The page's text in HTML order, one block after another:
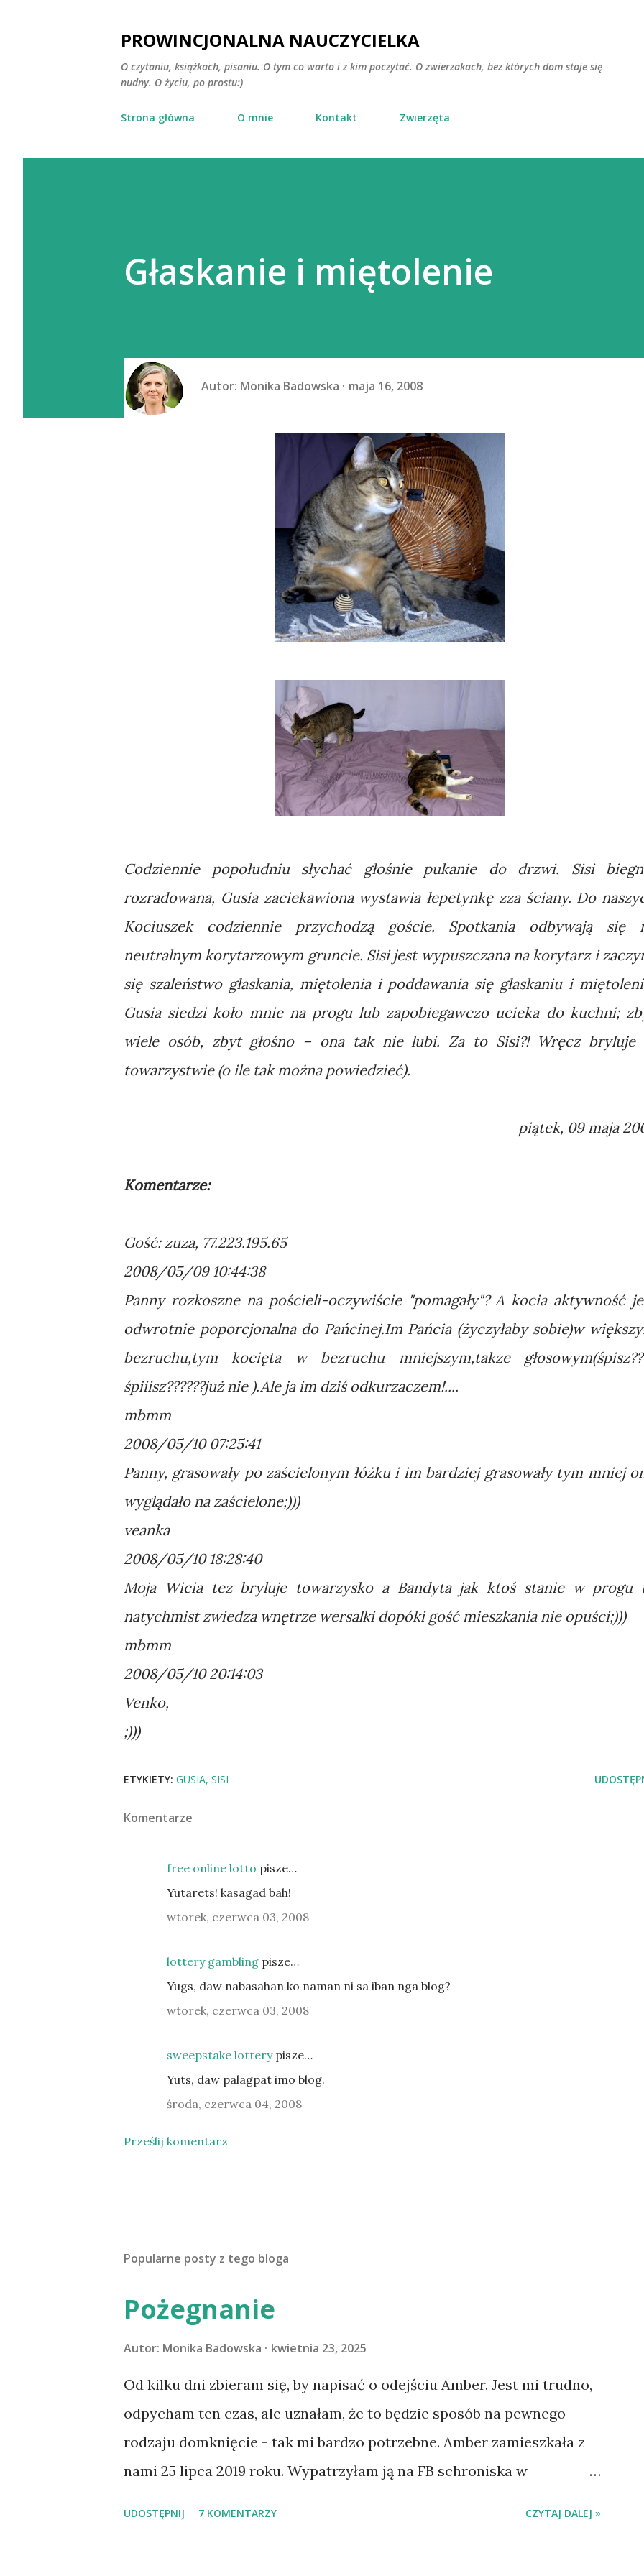
PROWINCJONALNA NAUCZYCIELKA
O czytaniu, książkach, pisaniu. O tym co warto i z kim poczytać. O zwierzakach, bez których dom staje się
nudny. O życiu, po prostu:)
Strona główna O mnie Kontakt Zwierzęta
Głaskanie i miętolenie
Autor: Monika Badowska maja 16, 2008
Codziennie popołudniu słychać głośnie pukanie do drzwi. Sisi
rozradowana, Gusia zaciekawiona wystawia łepetynkę zza ściany. Do
Kociuszek codziennie przychodzą goście. Spotkania odbywają się
neutralnym korytarzowym gruncie. Sisi jest wypuszczana na korytarz i
się szaleństwo głaskania, miętolenia i poddawania się głaskaniu i
Gusia siedzi koło mnie na progu lub zapobiegawczo ucieka do kuchni;
wiele osób, zbyt głośno – ona tak nie lubi. Za to Sisi?! Wręcz bryluje
towarzystwie (o ile tak można powiedzieć).
piątek, 09 maja
Komentarze:
Gość: zuza, 77.223.195.65
2008/05/09 10:44:38
Panny rozkoszne na pościeli-oczywiście "pomagały"? A kocia aktywność
odwrotnie poporcjonalna do Pańcinej.Im Pańcia (życzyłaby sobie)w
bezruchu,tym kocięta w bezruchu mniejszym,takze
śpiiisz??????już nie ).Ale ja im dziś odkurzaczem!....
mbmm
2008/05/10 07:25:41
Panny, grasowały po zaścielonym łóżku i im bardziej grasowały tym mniej
wyglądało na zaścielone;)))
veanka
2008/05/10 18:28:40
Moja Wicia tez bryluje towarzysko a Bandyta jak ktoś stanie w progu
natychmist zwiedza wnętrze wersalki dopóki gość mieszkania nie opuści;)))
mbmm
2008/05/10 20:14:03
Venko,
;)))
ETYKIETY: GUSIA SISI
Komentarze
free online lotto pisze…
Yutarets! kasagad bah!
wtorek, czerwca 03, 2008
lottery gambling pisze…
Yugs, daw nabasahan ko naman ni sa iban nga blog?
wtorek, czerwca 03, 2008
sweepstake lotterypisze…
Yuts, daw palagpat imo blog.
środa, czerwca 04, 2008
Prześlij komentarz
Popularne posty z tego bloga
Pożegnanie
Autor: Monika Badowska kwietnia 23, 2025
Od kilku dni zbieram się, by napisać o odejściu Amber. Jest mi trudno,
odpycham ten czas, ale uznałam, że to będzie sposób na pewnego
rodzaju domknięcie - tak mi bardzo potrzebne. Amber zamieszkała z
nami 25 lipca 2019 roku. Wypatrzyłam ją na FB schroniska w
UDOSTĘPNIJ 7 KOMENTARZY CZYTAJ DALEJ »